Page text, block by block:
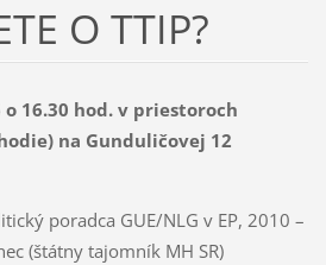
O TTIP?
16.30 hod. v priestoroch
na Gunduličovej 12
poradca GUE/NLG v EP, 2010 –
(štátny tajomník MH SR)